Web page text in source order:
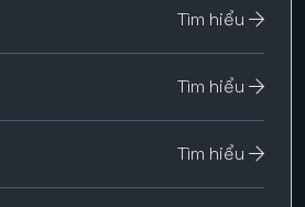
Tìm hiểu
Tìm hiểu
Tìm hiểu